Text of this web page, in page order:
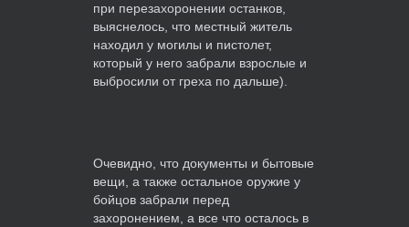
при перезахоронении останков,
выяснелось, что местный житель
находил у могилы и пистолет,
который у него забрали взрослые и
выбросили от греха по дальше).
Очевидно, что документы и бытовые
вещи, а также остальное оружие у
бойцов забрали перед
захоронением, а все что осталось в